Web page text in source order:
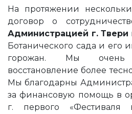
На протяжении
договор о
Администрацией г. Твери
Ботанического сада и его
горожан. Мы
восстановление более
Мы благодарны
за финансовую помощь в
г. первого «Фестиваля